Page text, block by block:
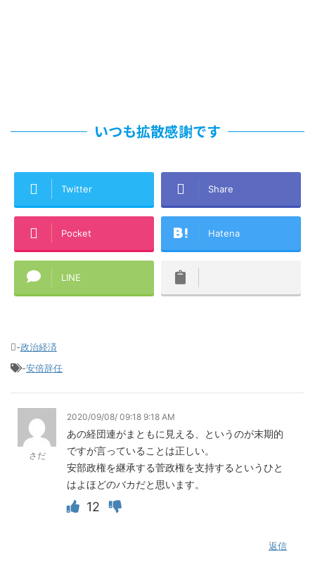
いつも拡散感謝です
Twitter Share
Pocket Hatena
LINE
-政治経済
-安倍辞任
さだ
2020/09/08/ 09:18 9:18 AM
あの経団連がまともに見える、というのが末期的
ですが言っていることは正しい。
安部政権を継承する菅政権を支持するというひと
はよほどのバカだと思います。
12
返信